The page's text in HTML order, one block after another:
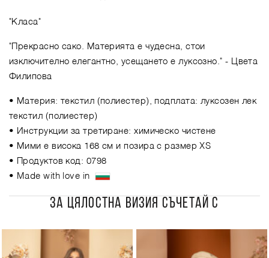
"Класа"
"Прекрасно сако. Материята е чудесна, стои
изключително елегантно, усещането е луксозно." - Цвета
Филипова
• Материя: текстил (полиестер), подплата: луксозен лек
текстил (полиестер)
• Инструкции за третиране: химическо чистене
• Мими е висока 168 см и позира с размер XS
• Продуктов код: 0798
• Made with love in
ЗА ЦЯЛОСТНА ВИЗИЯ СЪЧЕТАЙ С